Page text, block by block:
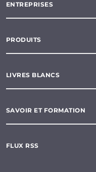
ENTREPRISES
PRODUITS
LIVRES BLANCS
SAVOIR ET FORMATION
FLUX RSS